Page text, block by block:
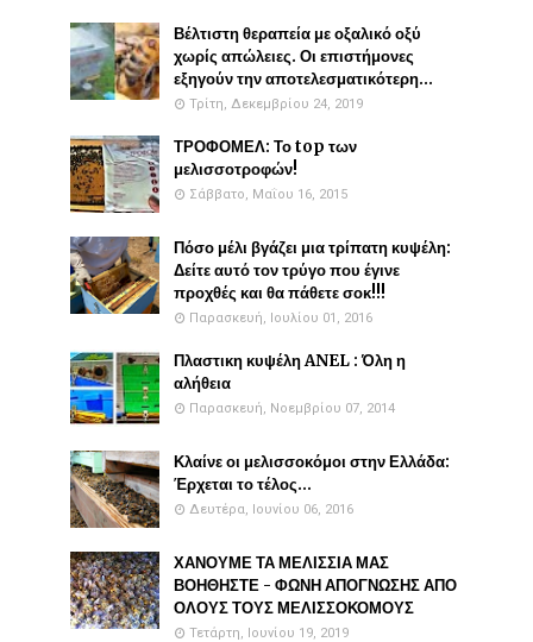
Βέλτιστη θεραπεία με οξαλικό οξύ
χωρίς απώλειες. Οι επιστήμονες
εξηγούν την αποτελεσματικότερη...
Τρίτη, Δεκεμβρίου 24, 2019
ΤΡΟΦΟΜΕΛ: Το top των
μελισσοτροφών!
Σάββατο, Μαΐου 16, 2015
Πόσο μέλι βγάζει μια τρίπατη κυψέλη:
Δείτε αυτό τον τρύγο που έγινε
προχθές και θα πάθετε σοκ!!!
Παρασκευή, Ιουλίου 01, 2016
Πλαστικη κυψέλη ANEL : Όλη η
αλήθεια
Παρασκευή, Νοεμβρίου 07, 2014
Κλαίνε οι μελισσοκόμοι στην Ελλάδα:
Έρχεται το τέλος...
Δευτέρα, Ιουνίου 06, 2016
ΧΑΝΟΥΜΕ ΤΑ ΜΕΛΙΣΣΙΑ ΜΑΣ
ΒΟΗΘΗΣΤΕ - ΦΩΝΗ ΑΠΟΓΝΩΣΗΣ ΑΠΟ
ΟΛΟΥΣ ΤΟΥΣ ΜΕΛΙΣΣΟΚΟΜΟΥΣ
Τετάρτη, Ιουνίου 19, 2019